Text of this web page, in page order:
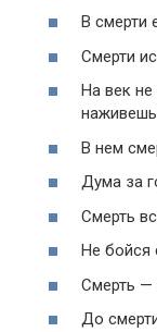
В смерти
Смерти
На век
В нем
Дума за
Смерть
Не бойся
Смерть —
До